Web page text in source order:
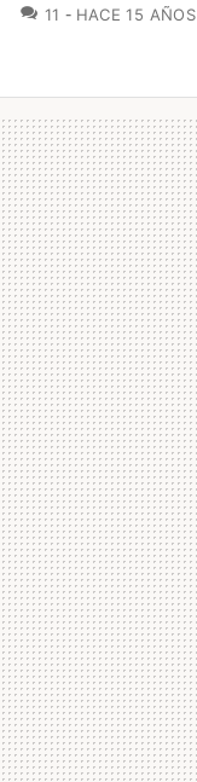
11 COMENTARIOS
HACE 15 AÑOS